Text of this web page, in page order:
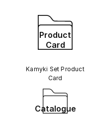
Product
Card
Kamyki Set Product
Card
Catalogue